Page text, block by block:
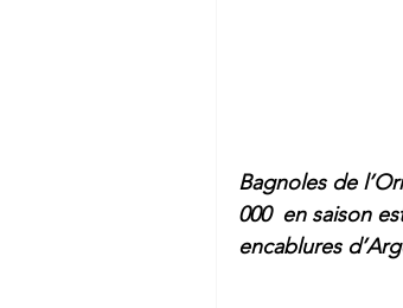
Bagnoles de
000  en saison
encablures